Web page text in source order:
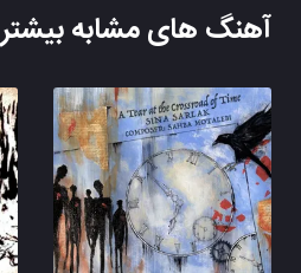
آهنگ های مشابه بیشتر